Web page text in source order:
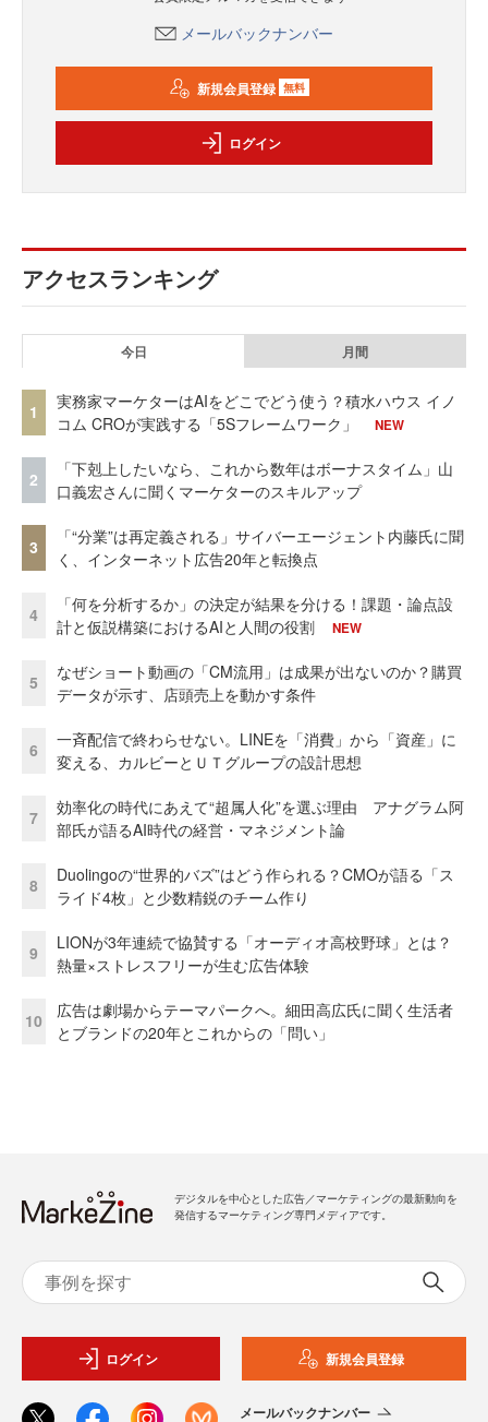
メールバックナンバー
新規会員登録 無料
ログイン
アクセスランキング
今日 月間
1
実務家マーケターはAIをどこでどう使う？積水ハウス イノ
コム CROが実践する「5Sフレームワーク」
NEW
2
「下剋上したいなら、これから数年はボーナスタイム」山
口義宏さんに聞くマーケターのスキルアップ
3
「“分業”は再定義される」サイバーエージェント内藤氏に聞
く、インターネット広告20年と転換点
4
「何を分析するか」の決定が結果を分ける！課題・論点設
計と仮説構築におけるAIと人間の役割
NEW
5
なぜショート動画の「CM流用」は成果が出ないのか？購買
データが示す、店頭売上を動かす条件
6
一斉配信で終わらせない。LINEを「消費」から「資産」に
変える、カルビーとＵＴグループの設計思想
7
効率化の時代にあえて“超属人化”を選ぶ理由 アナグラム阿
部氏が語るAI時代の経営・マネジメント論
8
Duolingoの“世界的バズ”はどう作られる？CMOが語る「ス
ライド4枚」と少数精鋭のチーム作り
9
LIONが3年連続で協賛する「オーディオ高校野球」とは？
熱量×ストレスフリーが生む広告体験
10
広告は劇場からテーマパークへ。細田高広氏に聞く生活者
とブランドの20年とこれからの「問い」
デジタルを中心とした広告／マーケティングの最新動向を
発信するマーケティング専門メディアです。
ログイン 新規会員登録
メールバックナンバー